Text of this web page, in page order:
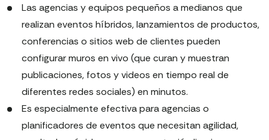
Las agencias y equipos pequeños a medianos que
realizan eventos híbridos, lanzamientos de productos,
conferencias o sitios web de clientes pueden
configurar muros en vivo (que curan y muestran
publicaciones, fotos y videos en tiempo real de
diferentes redes sociales) en minutos.
Es especialmente efectiva para agencias o
planificadores de eventos que necesitan agilidad,